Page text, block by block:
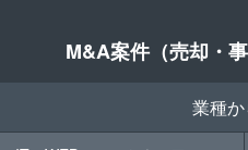
M&A案件（売却・
業種